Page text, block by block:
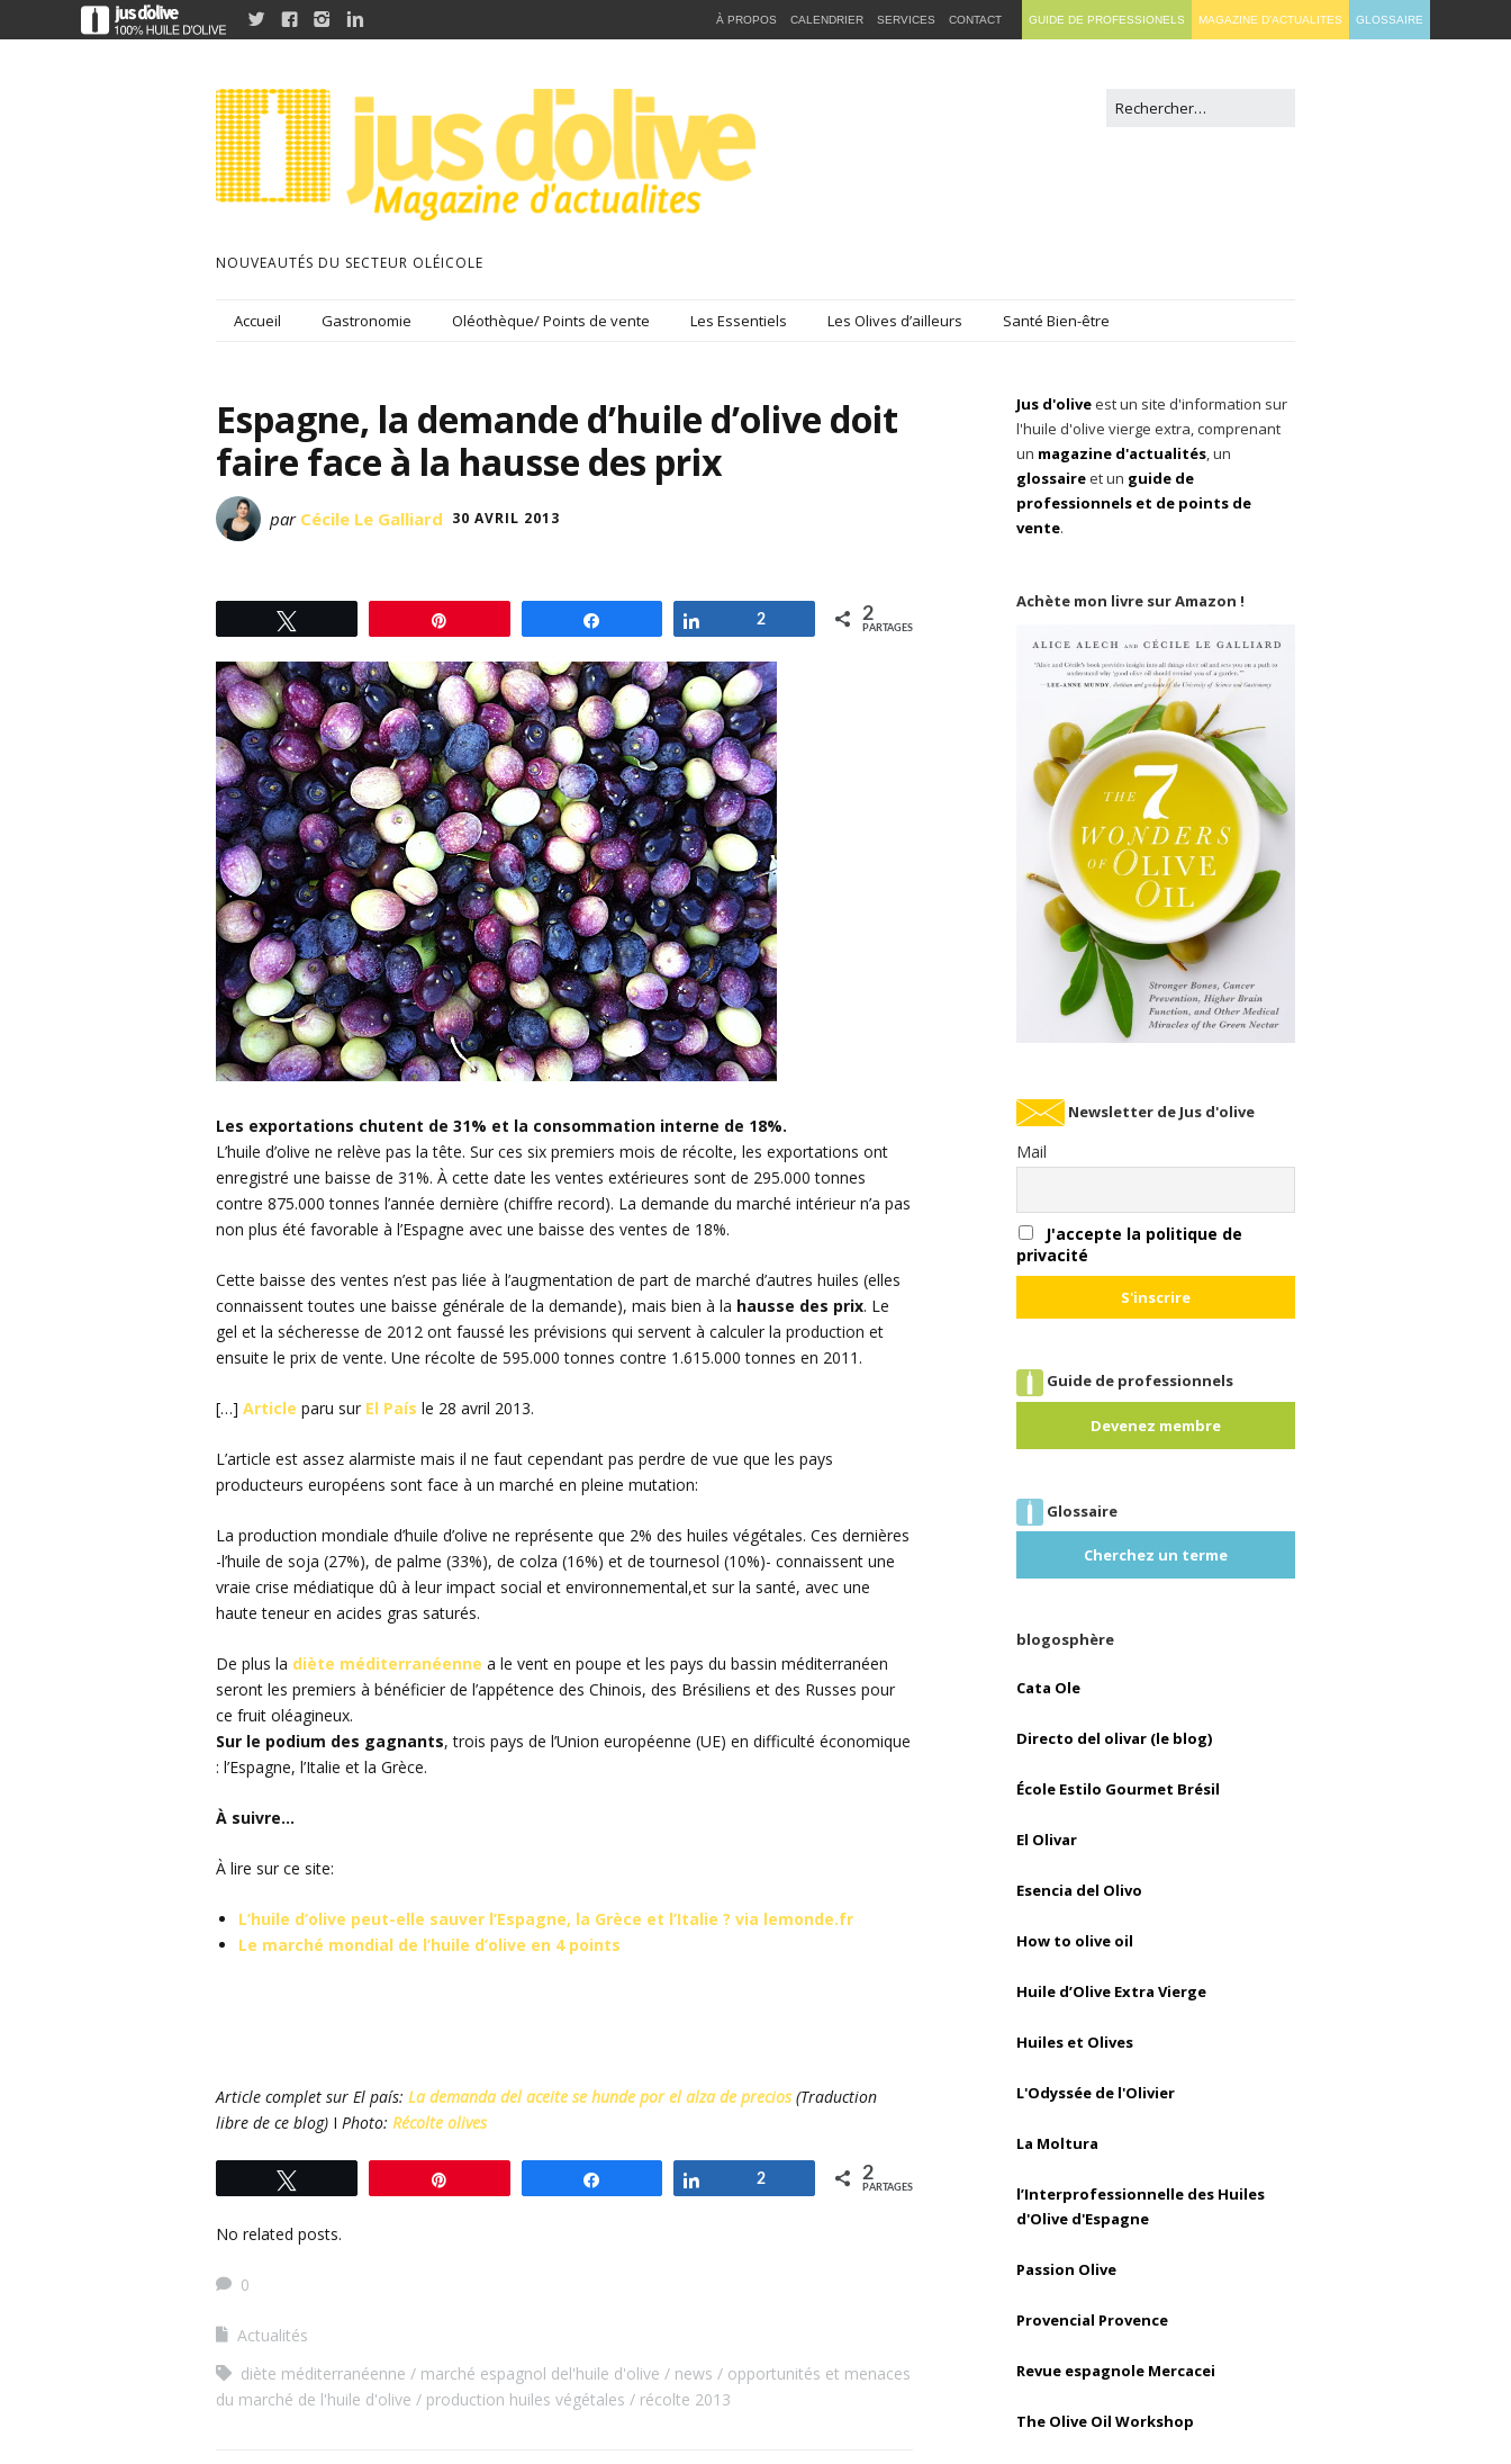
NOUVEAUTÉS DU SECTEUR OLÉICOLE
Accueil Gastronomie Oléothèque/ Points de vente Les Essentiels Les Olives d’ailleurs Santé Bien-être
Espagne, la demande d’huile d’olive doit
faire face à la hausse des prix
par Cécile Le Galliard 30 AVRIL 2013
Partagez
2 2
PARTAGES
Les exportations chutent de 31% et la consommation interne de 18%.
L’huile d’olive ne relève pas la tête. Sur ces six premiers mois de récolte, les exportations ont
enregistré une baisse de 31%. À cette date les ventes extérieures sont de 295.000 tonnes
contre 875.000 tonnes l’année dernière (chiffre record). La demande du marché intérieur n’a pas
non plus été favorable à l’Espagne avec une baisse des ventes de 18%.
Cette baisse des ventes n’est pas liée à l’augmentation de part de marché d’autres huiles (elles
connaissent toutes une baisse générale de la demande), mais bien à la hausse des prix. Le
gel et la sécheresse de 2012 ont faussé les prévisions qui servent à calculer la production et
ensuite le prix de vente. Une récolte de 595.000 tonnes contre 1.615.000 tonnes en 2011.
[…] Article paru sur El País le 28 avril 2013.
L’article est assez alarmiste mais il ne faut cependant pas perdre de vue que les pays
producteurs européens sont face à un marché en pleine mutation:
La production mondiale d’huile d’olive ne représente que 2% des huiles végétales. Ces dernières
-l’huile de soja (27%), de palme (33%), de colza (16%) et de tournesol (10%)- connaissent une
vraie crise médiatique dû à leur impact social et environnemental,et sur la santé, avec une
haute teneur en acides gras saturés.
De plus la diète méditerranéenne a le vent en poupe et les pays du bassin méditerranéen
seront les premiers à bénéficier de l’appétence des Chinois, des Brésiliens et des Russes pour
ce fruit oléagineux.
Sur le podium des gagnants, trois pays de l’Union européenne (UE) en difficulté économique
: l’Espagne, l’Italie et la Grèce.
À suivre…
À lire sur ce site:
L’huile d’olive peut-elle sauver l’Espagne, la Grèce et l’Italie ? via lemonde.fr
Le marché mondial de l’huile d’olive en 4 points
Article complet sur El país: La demanda del aceite se hunde por el alza de precios(Traduction
libre de ce blog) I Photo: Récolte olives
Partagez
2 2
PARTAGES
No related posts.
0
Actualités
diète méditerranéenne
marché espagnol del'huile d'olive news
opportunités et menaces
du marché de l'huile d'olive
production huiles végétales récolte 2013
Jus d'oliveest un site d'information sur
l'huile d'olive vierge extra, comprenant
un magazine d'actualités, un
glossaireet un guide de
professionnels et de points de
vente.
Achète mon livre sur Amazon !
Newsletter de Jus d'olive
Mail
J'accepte la politique de
privacité
Guide de professionnels
Devenez membre
Glossaire
Cherchez un terme
blogosphère
Cata Ole
Directo del olivar (le blog)
École Estilo Gourmet Brésil
El Olivar
Esencia del Olivo
How to olive oil
Huile d’Olive Extra Vierge
Huiles et Olives
L'Odyssée de l'Olivier
La Moltura
l’Interprofessionnelle des Huiles
d'Olive d'Espagne
Passion Olive
Provencial Provence
Revue espagnole Mercacei
The Olive Oil Workshop
    GUIDE DE PROFESSIONELS MAGAZINE D'ACTUALITES GLOSSAIRE
À PROPOS CALENDRIER SERVICES CONTACT